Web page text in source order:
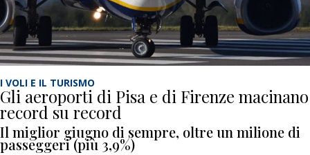
I VOLI E IL TURISMO
Gli aeroporti di Pisa e di Firenze macinano
record su record
Il miglior giugno di sempre, oltre un milione di
passeggeri (più 3,9%)